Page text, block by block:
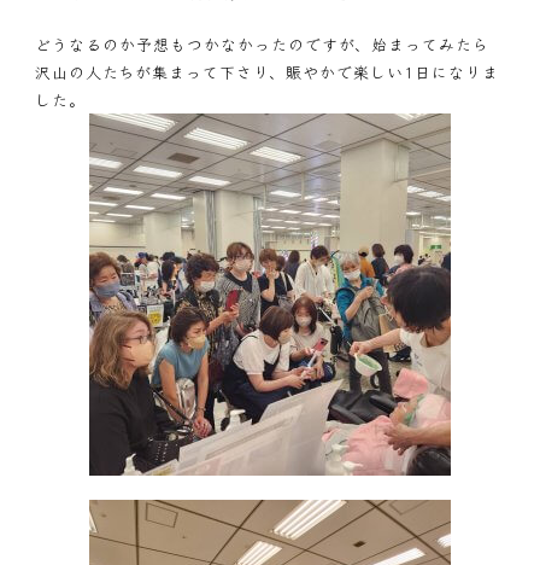
どうなるのか予想もつかなかったのですが、始まってみたら
沢山の人たちが集まって下さり、賑やかで楽しい1日になりま
した。